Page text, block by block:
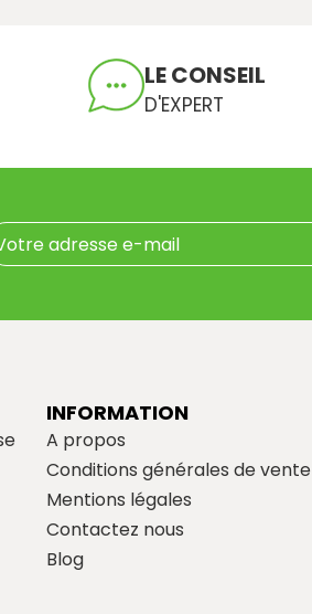
LE CONSEIL
D'EXPERT
INFORMATION
A propos
Conditions générales de vente
Mentions légales
Contactez nous
Blog